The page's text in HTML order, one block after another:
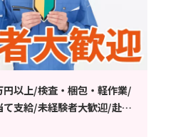
円以上/検査・梱包・軽作業/
支給/未経験者大歓迎/赴任
活躍中/日払い・週払い制度